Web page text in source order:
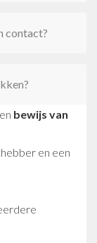
contact?
bewijs van
en een